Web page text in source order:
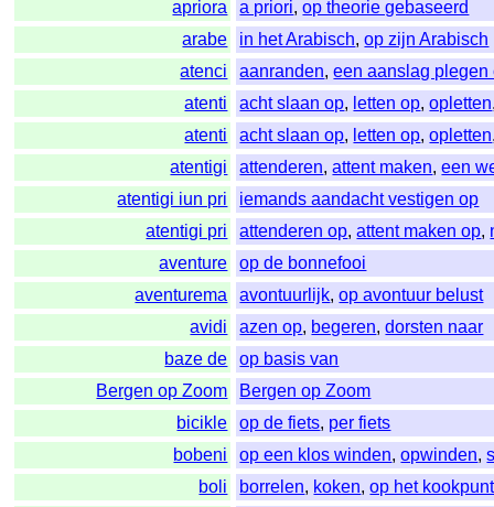
apriora a priori,op theorie gebaseerd
arabe
in het Arabisch,op zijn Arabisch
atenci
aanranden,een aanslag plegen
atenti
acht slaan op, letten op,opletten
atenti
acht slaan op, letten op,opletten
atentigi
attenderen,attent maken,een
atentigi iun pri
iemands aandacht vestigen op
atentigi pri
attenderen op,attent maken op,
aventure
op de bonnefooi
aventurema
avontuurlijk,op avontuur belust
avidi
azen op, begeren,dorsten naar
baze de
op basis van
Bergen op Zoom
Bergen op Zoom
bicikle
op de fiets, per fiets
bobeni
op een klos winden,opwinden,
boli
borrelen, koken,op het